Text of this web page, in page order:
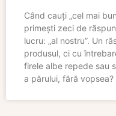
Când cauți „cel mai
primești zeci de
lucru: „al nostru”. Un
produsul, ci cu
firele albe repede sau
a părului, fără vopsea?